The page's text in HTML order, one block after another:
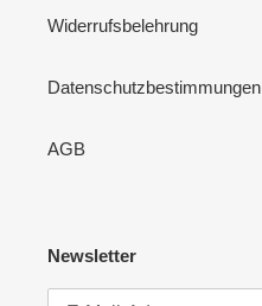
Widerrufsbelehrung
Datenschutzbestimmungen
AGB
Newsletter